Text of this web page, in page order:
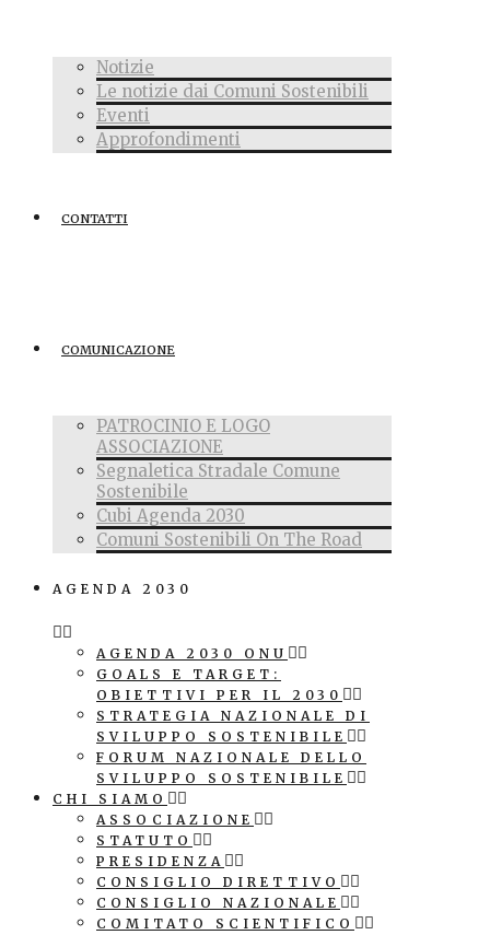
Notizie
Le notizie dai Comuni Sostenibili
Eventi
Approfondimenti
CONTATTI
COMUNICAZIONE
PATROCINIO E LOGO
ASSOCIAZIONE
Segnaletica Stradale Comune
Sostenibile
Cubi Agenda 2030
Comuni Sostenibili On The Road
AGENDA 2030
AGENDA 2030 ONU
GOALS E TARGET:
OBIETTIVI PER IL 2030
STRATEGIA NAZIONALE DI
SVILUPPO SOSTENIBILE
FORUM NAZIONALE DELLO
SVILUPPO SOSTENIBILE
CHI SIAMO
ASSOCIAZIONE
STATUTO
PRESIDENZA
CONSIGLIO DIRETTIVO
CONSIGLIO NAZIONALE
COMITATO SCIENTIFICO